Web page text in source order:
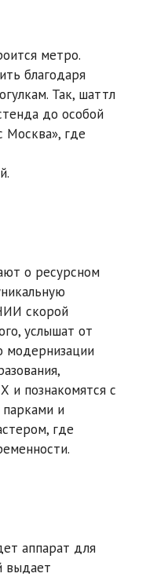
метро.
благодаря
Так, шаттл
до особой
Москва», где
о ресурсном
скорой
услышат от
модернизации
и познакомятся с
и
где
аппарат для
выдает